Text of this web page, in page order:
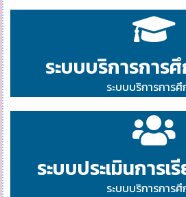
ระบบบริการการศึ
ระบบบริการการศึ
ระบบประเมินการ
ระบบบริการการศึ